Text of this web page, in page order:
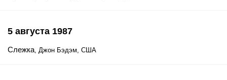
5 августа 1987
Слежка, Джон Бэдэм, США